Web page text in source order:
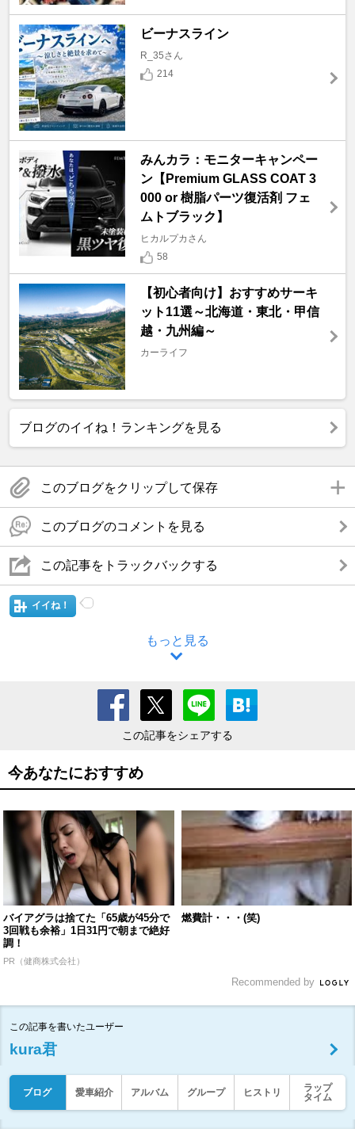
ビーナスライン
R_35さん
214
みんカラ：モニターキャンペー
ン【Premium GLASS COAT 3
000 or 樹脂パーツ復活剤 フェ
ムトブラック】
ヒカルプカさん
58
【初心者向け】おすすめサーキ
ット11選～北海道・東北・甲信
越・九州編～
カーライフ
ブログのイイね！ランキングを見る
このブログをクリップして保存
このブログのコメントを見る
この記事をトラックバックする
イイね！
もっと見る
この記事をシェアする
今あなたにおすすめ
バイアグラは捨てた「65歳が45分で
3回戦も余裕」1日31円で朝まで絶好
調！
PR（健商株式会社）
燃費計・・・(笑)
Recommended by
この記事を書いたユーザー
kura君
ブログ 愛車紹介 アルバム グループ ヒストリ
ラップ
タイム